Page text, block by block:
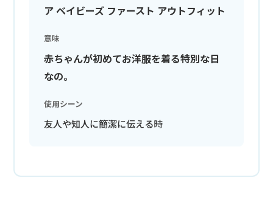
ア ベイビーズ ファースト アウトフィット
意味
赤ちゃんが初めてお洋服を着る特別な日
なの。
使用シーン
友人や知人に簡潔に伝える時